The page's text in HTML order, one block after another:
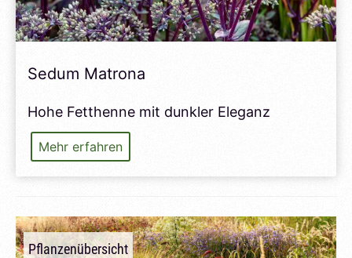
Sedum Matrona
Hohe Fetthenne mit dunkler Eleganz
Mehr erfahrenSedum
Matrona
Pflanzenübersicht